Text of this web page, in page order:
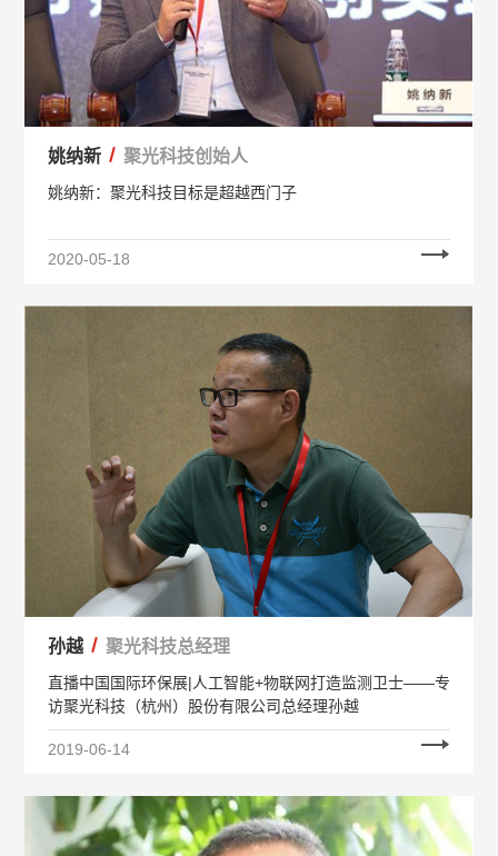
姚纳新 聚光科技创始人
姚纳新：聚光科技目标是超越西门子
2020-05-18
孙越 聚光科技总经理
直播中国国际环保展|人工智能+物联网打造监测卫士——专
访聚光科技（杭州）股份有限公司总经理孙越
2019-06-14